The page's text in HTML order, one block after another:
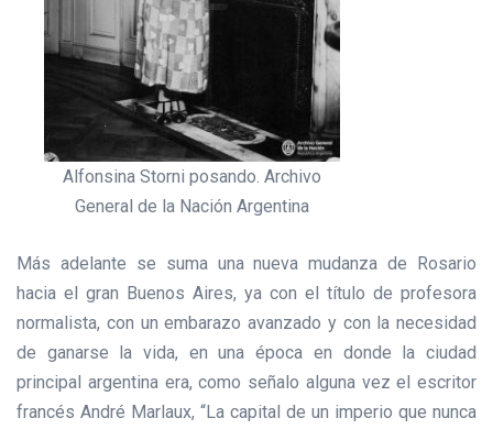
Alfonsina Storni posando. Archivo
General de la Nación Argentina
Más adelante se suma una nueva mudanza de Rosario
hacia el gran Buenos Aires, ya con el título de profesora
normalista, con un embarazo avanzado y con la necesidad
de ganarse la vida, en una época en donde la ciudad
principal argentina era, como señalo alguna vez el escritor
francés André Marlaux, “La capital de un imperio que nunca